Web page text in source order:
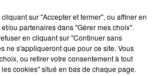
CHANSON #488 -
KOXIE
sur "Accepter et fermer", ou affiner en
ou partenaires dans "Gérer mes choix".
en cliquant sur "Continuer sans
ne s'appliqueront que pour ce site. Vous
ou retirer votre consentement à tout
cookies" situé en bas de chaque page.